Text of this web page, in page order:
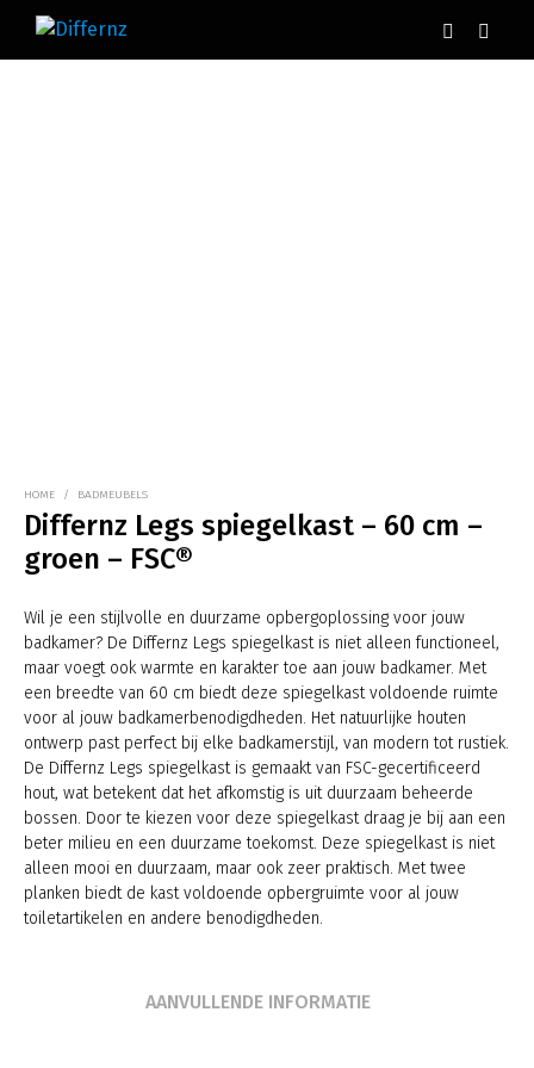
HOME / BADMEUBELS
Differnz Legs spiegelkast – 60 cm –
groen – FSC®
Wil je een stijlvolle en duurzame opbergoplossing voor jouw
badkamer? De Differnz Legs spiegelkast is niet alleen functioneel,
maar voegt ook warmte en karakter toe aan jouw badkamer. Met
een breedte van 60 cm biedt deze spiegelkast voldoende ruimte
voor al jouw badkamerbenodigdheden. Het natuurlijke houten
ontwerp past perfect bij elke badkamerstijl, van modern tot rustiek.
De Differnz Legs spiegelkast is gemaakt van FSC-gecertificeerd
hout, wat betekent dat het afkomstig is uit duurzaam beheerde
bossen. Door te kiezen voor deze spiegelkast draag je bij aan een
beter milieu en een duurzame toekomst. Deze spiegelkast is niet
alleen mooi en duurzaam, maar ook zeer praktisch. Met twee
planken biedt de kast voldoende opbergruimte voor al jouw
toiletartikelen en andere benodigdheden.
AANVULLENDE INFORMATIE